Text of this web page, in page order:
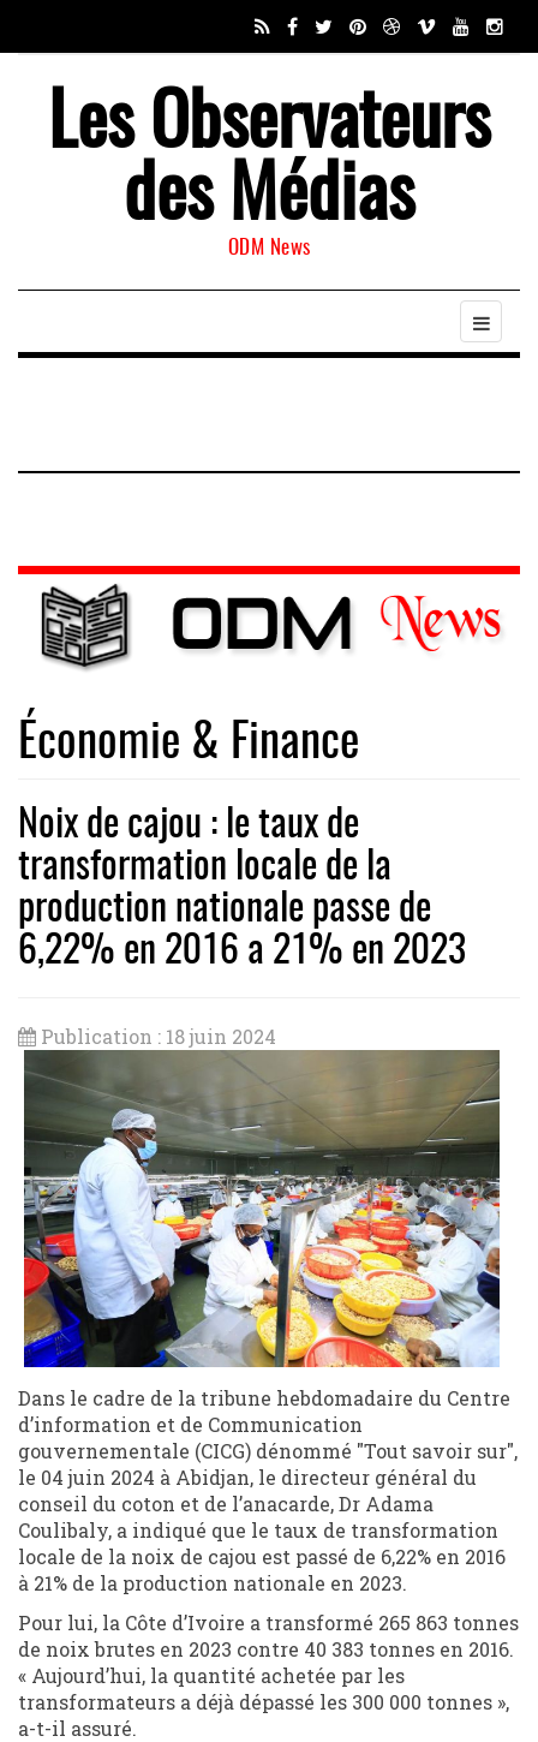
Les Observateurs
des Médias
ODM News
Économie & Finance
Noix de cajou : le taux de
transformation locale de la
production nationale passe de
6,22% en 2016 a 21% en 2023
Publication : 18 juin 2024
Dans le cadre de la tribune hebdomadaire du Centre
d’information et de Communication
gouvernementale (CICG) dénommé "Tout savoir sur",
le 04 juin 2024 à Abidjan, le directeur général du
conseil du coton et de l’anacarde, Dr Adama
Coulibaly, a indiqué que le taux de transformation
locale de la noix de cajou est passé de 6,22% en 2016
à 21% de la production nationale en 2023.
Pour lui, la Côte d’Ivoire a transformé 265 863 tonnes
de noix brutes en 2023 contre 40 383 tonnes en 2016.
« Aujourd’hui, la quantité achetée par les
transformateurs a déjà dépassé les 300 000 tonnes »,
a-t-il assuré.